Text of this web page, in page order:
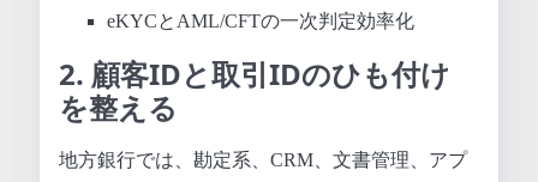
eKYCとAML/CFTの一次判定効率化
2. 顧客IDと取引IDのひも付け
を整える
地方銀行では、勘定系、CRM、文書管理、アプ